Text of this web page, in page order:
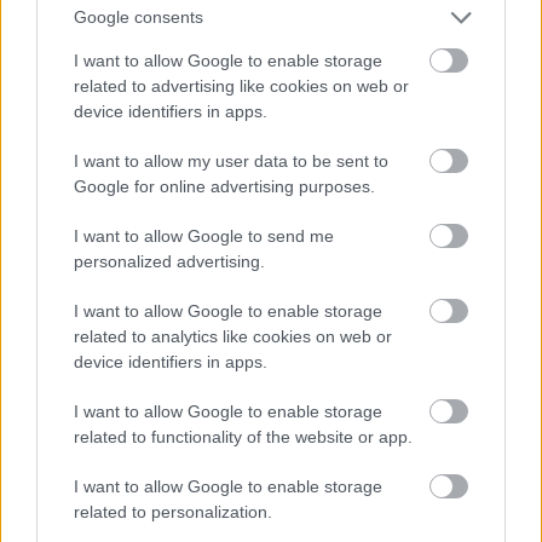
Google consents
I want to allow Google to enable storage
related to advertising like cookies on web or
device identifiers in apps.
I want to allow my user data to be sent to
Google for online advertising purposes.
I want to allow Google to send me
personalized advertising.
I want to allow Google to enable storage
related to analytics like cookies on web or
device identifiers in apps.
I want to allow Google to enable storage
related to functionality of the website or app.
I want to allow Google to enable storage
related to personalization.
A Flat Iron
Fentebb már említettem Brooklyn Bridge-t, ami